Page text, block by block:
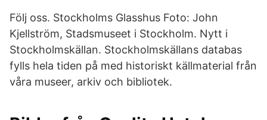
Följ oss. Stockholms Glasshus Foto: John
Kjellström, Stadsmuseet i Stockholm. Nytt i
Stockholmskällan. Stockholmskällans databas
fylls hela tiden på med historiskt källmaterial från
våra museer, arkiv och bibliotek.